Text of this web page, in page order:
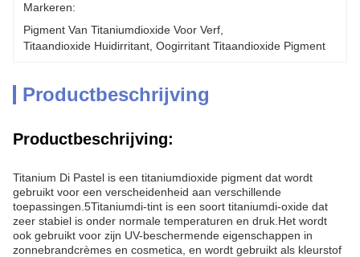
Markeren:
Pigment Van Titaniumdioxide Voor Verf
Titaandioxide Huidirritant Oogirritant Titaandioxide Pigment
Productbeschrijving
Productbeschrijving:
Titanium Di Pastel is een titaniumdioxide pigment dat wordt
gebruikt voor een verscheidenheid aan verschillende
toepassingen.5Titaniumdi-tint is een soort titaniumdi-oxide dat
zeer stabiel is onder normale temperaturen en druk.Het wordt
ook gebruikt voor zijn UV-beschermende eigenschappen in
zonnebrandcrèmes en cosmetica, en wordt gebruikt als kleurstof